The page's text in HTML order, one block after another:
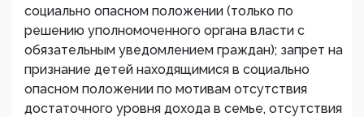
социально опасном положении (только по
решению уполномоченного органа власти с
обязательным уведомлением граждан); запрет на
признание детей находящимися в социально
опасном положении по мотивам отсутствия
достаточного уровня дохода в семье, отсутствия